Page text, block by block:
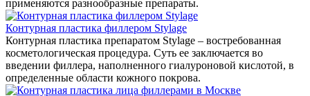
применяются разнообразные препараты.
Контурная пластика филлером Stylage
Контурная пластика препаратом Stylage – востребованная
косметологическая процедура. Суть ее заключается во
введении филлера, наполненного гиалуроновой кислотой, в
определенные области кожного покрова.